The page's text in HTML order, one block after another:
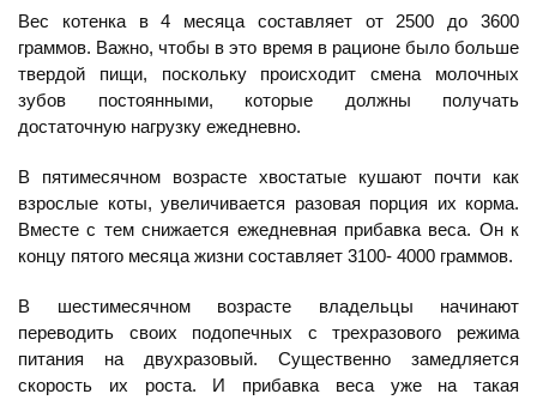
Вес котенка в 4 месяца составляет от 2500 до 3600
граммов. Важно, чтобы в это время в рационе было больше
твердой пищи, поскольку происходит смена молочных
зубов постоянными, которые должны получать
достаточную нагрузку ежедневно.
В пятимесячном возрасте хвостатые кушают почти как
взрослые коты, увеличивается разовая порция их корма.
Вместе с тем снижается ежедневная прибавка веса. Он к
концу пятого месяца жизни составляет 3100- 4000 граммов.
В шестимесячном возрасте владельцы начинают
переводить своих подопечных с трехразового режима
питания на двухразовый. Существенно замедляется
скорость их роста. И прибавка веса уже на такая